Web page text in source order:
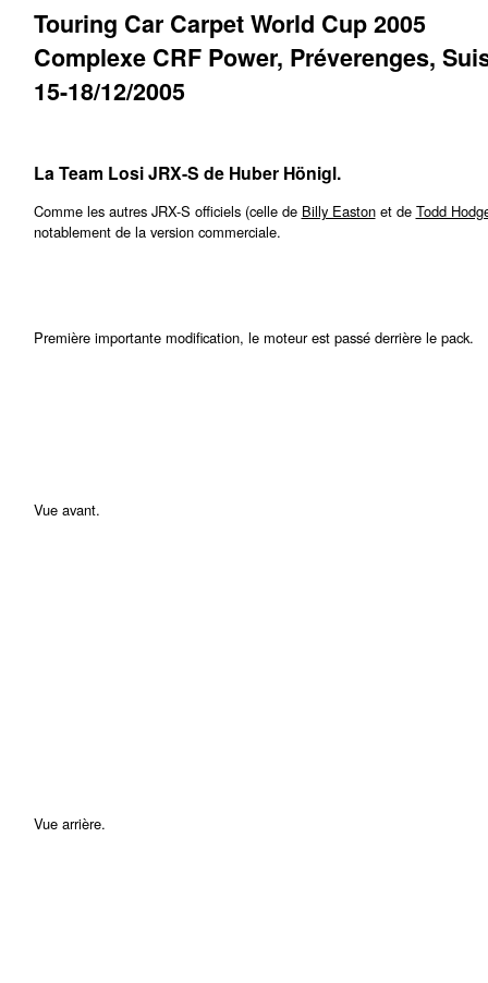
Touring Car Carpet World Cup 2005
Complexe CRF Power, Préverenges,
15-18/12/2005
La Team Losi JRX-S de Huber Hönigl.
Comme les autres JRX-S officiels (celle de Billy Eastonet de Todd
notablement de la version commerciale.
Première importante modification, le moteur est passé derrière le pack.
Vue avant.
Vue arrière.